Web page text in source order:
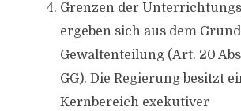
Grenzen der
ergeben sich aus dem
Gewaltenteilung (Art. 20
GG). Die Regierung besitzt
Kernbereich exekutiver